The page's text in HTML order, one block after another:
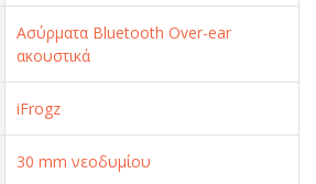
Ασύρματα Bluetooth Over-ear
ακουστικά
iFrogz
30 mm νεοδυμίου